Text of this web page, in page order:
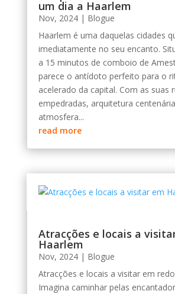
um dia a Haarlem
Nov, 2024| Blogue
Haarlem é uma daquelas cidades
imediatamente no seu encanto.
a 15 minutos de comboio de
parece o antídoto perfeito para o
acelerado da capital. Com as suas
empedradas, arquitetura
atmosfera...
read more
Atracções e locais a
Haarlem
Nov, 2024| Blogue
Atracções e locais a visitar em
Imagina caminhar pelas